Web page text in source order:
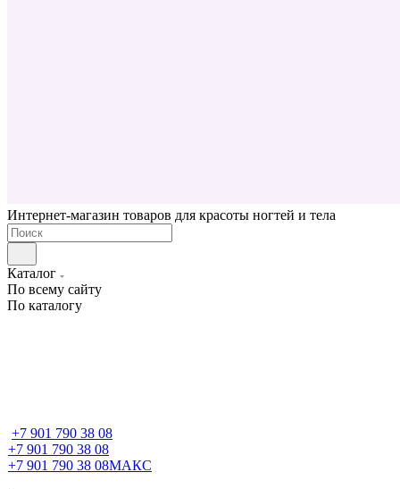
Интернет-магазин товаров для красоты ногтей и тела
Каталог
По всему сайту
По каталогу
+7 901 790 38 08
+7 901 790 38 08
+7 901 790 38 08МАКС